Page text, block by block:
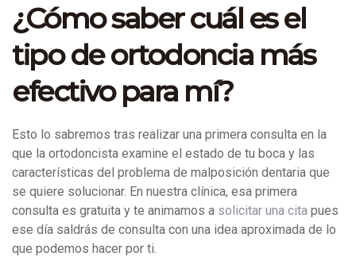
¿Cómo saber cuál es el
tipo de ortodoncia más
efectivo para mí?
Esto lo sabremos tras realizar una primera consulta en la
que la ortodoncista examine el estado de tu boca y las
características del problema de malposición dentaria que
se quiere solucionar. En nuestra clínica, esa primera
consulta es gratuita y te animamos a solicitar una cita pues
ese día saldrás de consulta con una idea aproximada de lo
que podemos hacer por ti.